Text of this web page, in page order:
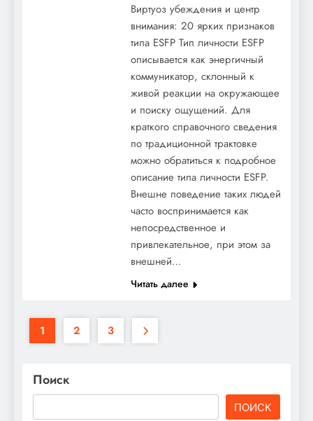
Виртуоз убеждения и центр
внимания: 20 ярких признаков
типа ESFP Тип личности ESFP
описывается как энергичный
коммуникатор, склонный к
живой реакции на окружающее
и поиску ощущений. Для
краткого справочного сведения
по традиционной трактовке
можно обратиться к подробное
описание типа личности ESFP.
Внешне поведение таких людей
часто воспринимается как
непосредственное и
привлекательное, при этом за
внешней…
Читать далее
1 2 3
Поиск
ПОИСК